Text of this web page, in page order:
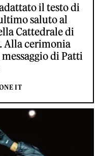
il testo di
saluto al
Cattedrale di
Alla cerimonia
di Patti
IT